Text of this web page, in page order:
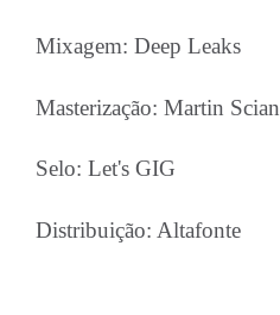
Mixagem: Deep Leaks
Masterização: Martin Scian
Selo: Let's GIG
Distribuição: Altafonte